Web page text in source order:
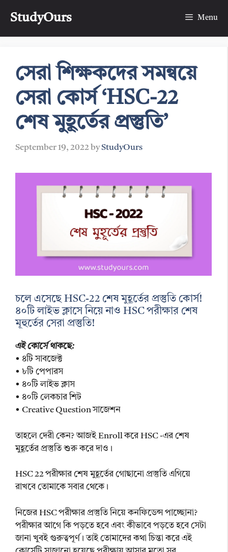
StudyOurs Menu
সেরা শিক্ষকদের সমন্বয়ে
সেরা কোর্স ‘HSC-22
শেষ মুহূর্তের প্রস্তুতি’
September 19, 2022 byStudyOurs
চলে এসেছে HSC-22 শেষ মুহূর্তের প্রস্তুতি কোর্স!
৪০টি লাইভ ক্লাসে নিয়ে নাও HSC পরীক্ষার শেষ
মূহুর্তের সেরা প্রস্তুতি!
এই কোর্সে থাকছে:
• ৪টি সাবজেক্ট
• ৮টি পেপারস
• ৪০টি লাইভ ক্লাস
• ৪০টি লেকচার শিট
• Creative Question সাজেশন
তাহলে দেরী কেন? আজই Enroll করে HSC -এর শেষ
মুহূর্তের প্রস্তুতি শুরু করে দাও।
HSC 22 পরীক্ষার শেষ মুহূর্তের গোছানো প্রস্তুতি এগিয়ে
রাখবে তোমাকে সবার থেকে।
নিজের HSC পরীক্ষার প্রস্তুতি নিয়ে কনফিডেন্স পাচ্ছোনা?
পরীক্ষার আগে কি পড়তে হবে এবং কীভাবে পড়তে হবে সেটা
জানা খুবই গুরুত্বপূর্ণ। তাই তোমাদের কথা চিন্তা করে এই